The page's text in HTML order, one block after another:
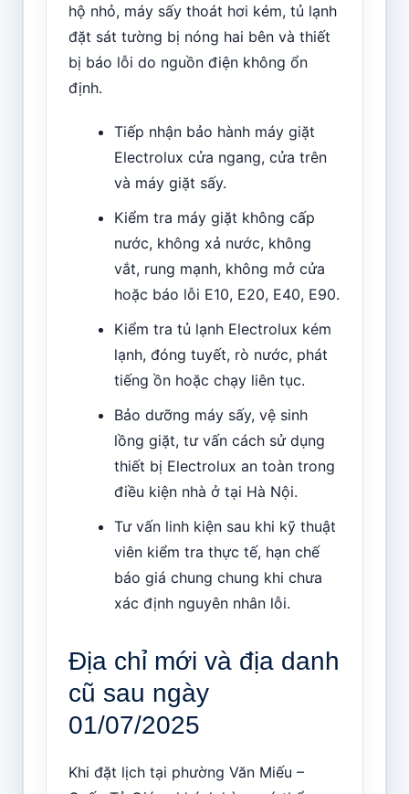
hộ nhỏ, máy sấy thoát hơi kém, tủ lạnh
đặt sát tường bị nóng hai bên và thiết
bị báo lỗi do nguồn điện không ổn
định.
Tiếp nhận bảo hành máy giặt
Electrolux cửa ngang, cửa trên
và máy giặt sấy.
Kiểm tra máy giặt không cấp
nước, không xả nước, không
vắt, rung mạnh, không mở cửa
hoặc báo lỗi E10, E20, E40, E90.
Kiểm tra tủ lạnh Electrolux kém
lạnh, đóng tuyết, rò nước, phát
tiếng ồn hoặc chạy liên tục.
Bảo dưỡng máy sấy, vệ sinh
lồng giặt, tư vấn cách sử dụng
thiết bị Electrolux an toàn trong
điều kiện nhà ở tại Hà Nội.
Tư vấn linh kiện sau khi kỹ thuật
viên kiểm tra thực tế, hạn chế
báo giá chung chung khi chưa
xác định nguyên nhân lỗi.
Địa chỉ mới và địa danh
cũ sau ngày
01/07/2025
Khi đặt lịch tại phường Văn Miếu –